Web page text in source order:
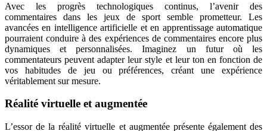
Avec les progrès technologiques continus, l’avenir des
commentaires dans les jeux de sport semble prometteur. Les
avancées en intelligence artificielle et en apprentissage automatique
pourraient conduire à des expériences de commentaires encore plus
dynamiques et personnalisées. Imaginez un futur où les
commentateurs peuvent adapter leur style et leur ton en fonction de
vos habitudes de jeu ou préférences, créant une expérience
véritablement sur mesure.
Réalité virtuelle et augmentée
L’essor de la réalité virtuelle et augmentée présente également des